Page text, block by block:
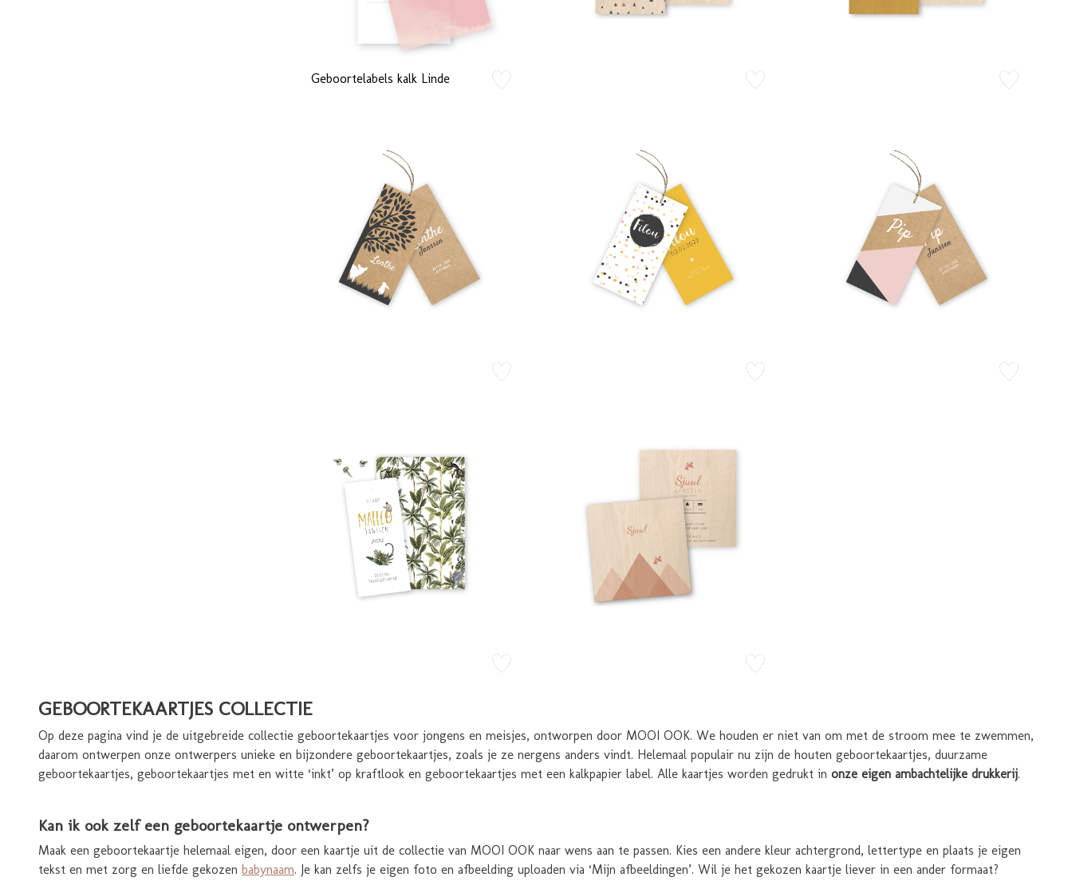
Geboortelabels kalk Linde
GEBOORTEKAARTJES COLLECTIE
Op deze pagina vind je de uitgebreide collectie geboortekaartjes voor jongens en meisjes, ontworpen door MOOI OOK. We houden er niet van om met de stroom mee te zwemmen,
daarom ontwerpen onze ontwerpers unieke en bijzondere geboortekaartjes, zoals je ze nergens anders vindt. Helemaal populair nu zijn de houten geboortekaartjes, duurzame
geboortekaartjes, geboortekaartjes met en witte ‘inkt’ op kraftlook en geboortekaartjes met een kalkpapier label. Alle kaartjes worden gedrukt in onze eigen ambachtelijke drukkerij.
Kan ik ook zelf een geboortekaartje ontwerpen?
Maak een geboortekaartje helemaal eigen, door een kaartje uit de collectie van MOOI OOK naar wens aan te passen. Kies een andere kleur achtergrond, lettertype en plaats je eigen
tekst en met zorg en liefde gekozen babynaam. Je kan zelfs je eigen foto en afbeelding uploaden via ‘Mijn afbeeldingen’. Wil je het gekozen kaartje liever in een ander formaat?